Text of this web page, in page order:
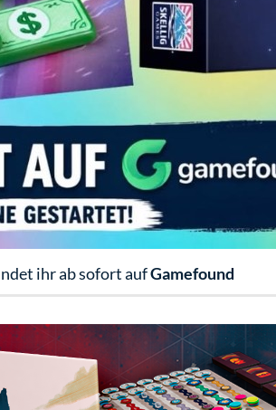
ihr ab sofort aufGamefound